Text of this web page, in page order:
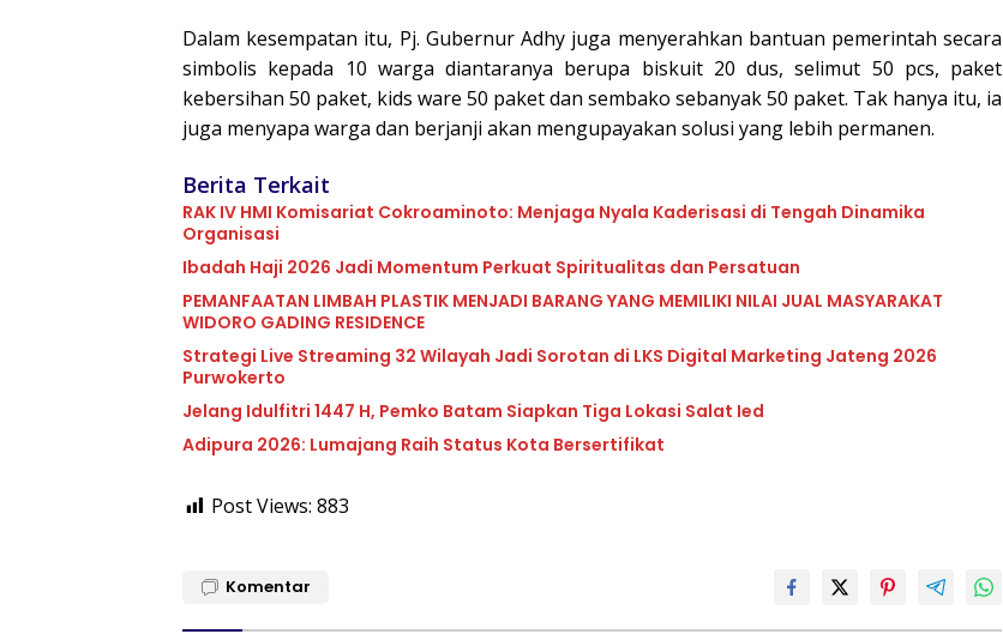
Dalam kesempatan itu, Pj. Gubernur Adhy juga menyerahkan bantuan pemerintah secara
simbolis kepada 10 warga diantaranya berupa biskuit 20 dus, selimut 50 pcs, paket
kebersihan 50 paket, kids ware 50 paket dan sembako sebanyak 50 paket. Tak hanya itu, ia
juga menyapa warga dan berjanji akan mengupayakan solusi yang lebih permanen.
Berita Terkait
RAK IV HMI Komisariat Cokroaminoto: Menjaga Nyala Kaderisasi di Tengah Dinamika
Organisasi
Ibadah Haji 2026 Jadi Momentum Perkuat Spiritualitas dan Persatuan
PEMANFAATAN LIMBAH PLASTIK MENJADI BARANG YANG MEMILIKI NILAI JUAL MASYARAKAT
WIDORO GADING RESIDENCE
Strategi Live Streaming 32 Wilayah Jadi Sorotan di LKS Digital Marketing Jateng 2026
Purwokerto
Jelang Idulfitri 1447 H, Pemko Batam Siapkan Tiga Lokasi Salat Ied
Adipura 2026: Lumajang Raih Status Kota Bersertifikat
Post Views: 883
Komentar